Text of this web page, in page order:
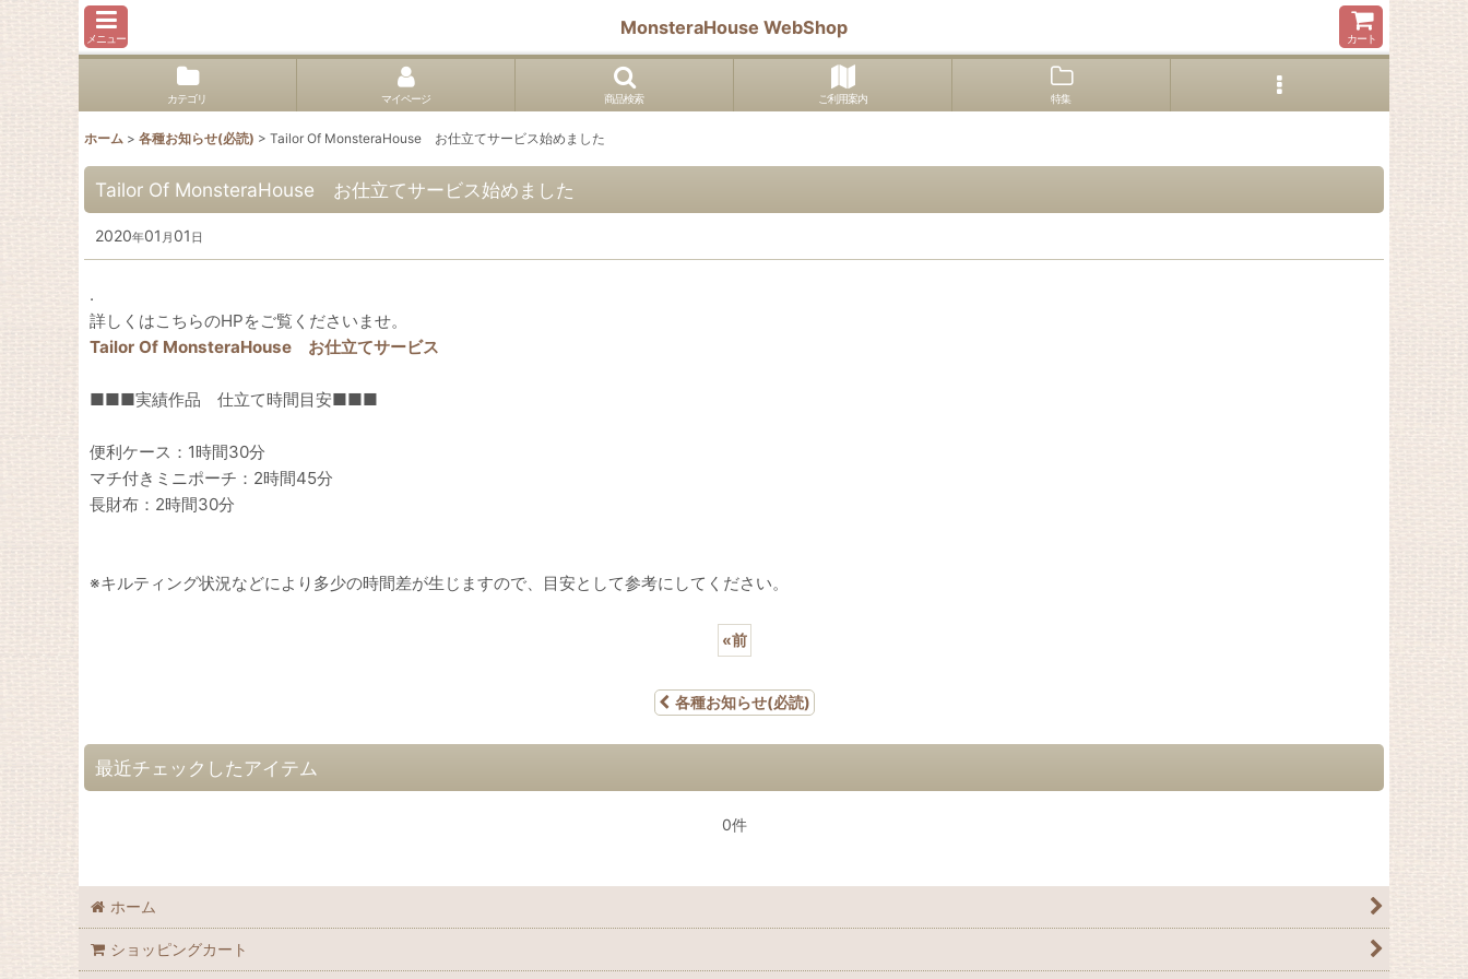
メニュー
MonsteraHouse WebShop
カート
カテゴリ マイページ 商品検索 ご利用案内 特集
ホーム > 各種お知らせ(必読) > Tailor Of MonsteraHouse お仕立てサービス始めました
Tailor Of MonsteraHouse お仕立てサービス始めました
2020年01 月 01 日
.
詳しくはこちらのHPをご覧くださいませ。
Tailor Of MonsteraHouse お仕立てサービス
■■■実績作品 仕立て時間目安■■■
便利ケース：1時間30分
マチ付きミニポーチ：2時間45分
長財布：2時間30分
※キルティング状況などにより多少の時間差が生じますので、目安として参考にしてください。
«前
各種お知らせ(必読)
最近チェックしたアイテム
0件
ホーム
ショッピングカート